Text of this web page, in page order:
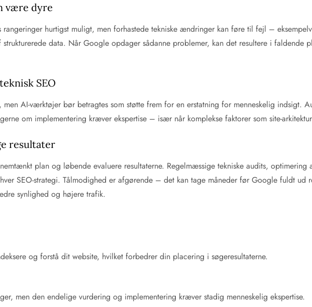
være dyre
hurtigst muligt, men forhastede tekniske ændringer kan føre til fejl –
data. Når Google opdager sådanne problemer, kan det resultere i faldende
SEO
AI-værktøjer bør betragtes som støtte frem for en erstatning for menneskelig indsigt.
om implementering kræver ekspertise – især når komplekse faktorer som site-
resultater
plan og løbende evaluere resultaterne. Regelmæssige tekniske audits,
SEO-strategi. Tålmodighed er afgørende – det kan tage måneder før Google fuldt ud
synlighed og højere trafik.
og forstå dit website, hvilket forbedrer din placering i søgeresultaterne.
men den endelige vurdering og implementering kræver stadig menneskelig ekspertise.